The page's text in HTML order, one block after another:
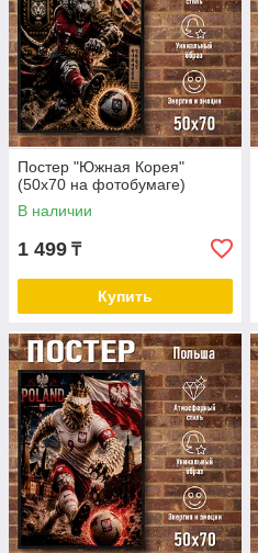
Постер "Южная Корея"
(50х70 на фотобумаге)
В наличии
1 499 ₸
Купить